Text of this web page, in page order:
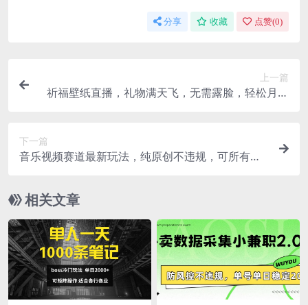
分享 收藏 点赞(0)
上一篇
祈福壁纸直播，礼物满天飞，无需露脸，轻松月入
下一篇
音乐视频赛道最新玩法，纯原创不违规，可所有平
相关文章